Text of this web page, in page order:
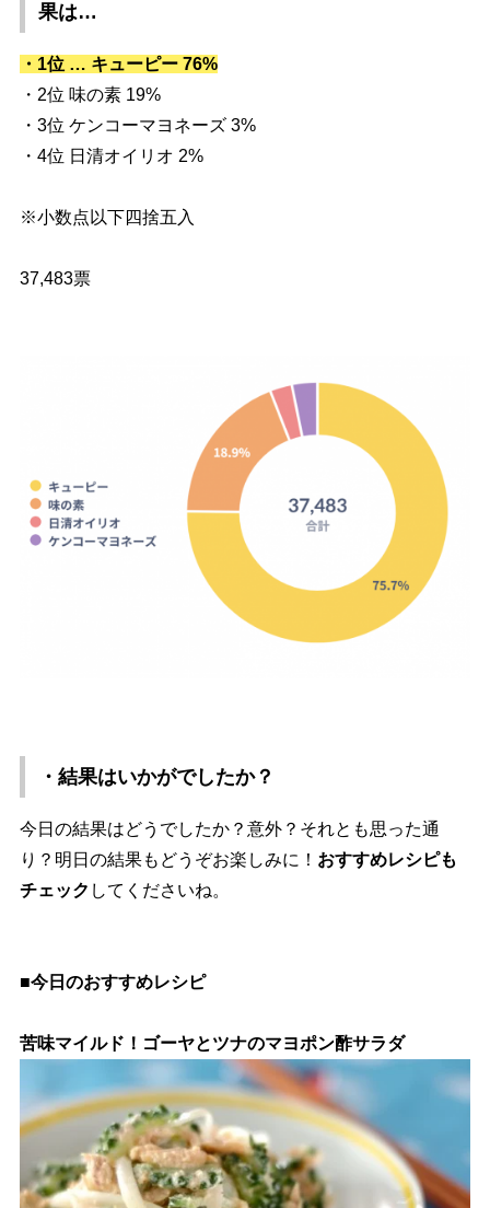
果は…
・1位 … キューピー 76%
・2位 味の素 19%
・3位 ケンコーマヨネーズ 3%
・4位 日清オイリオ 2%
※小数点以下四捨五入
37,483票
・結果はいかがでしたか？
今日の結果はどうでしたか？意外？それとも思った通
り？明日の結果もどうぞお楽しみに！ おすすめレシピも
チェック してくださいね。
■今日のおすすめレシピ
苦味マイルド！ゴーヤとツナのマヨポン酢サラダ